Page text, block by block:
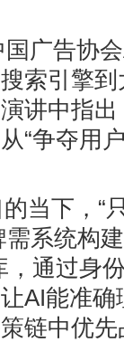
广告协
索引擎
讲中指
“争夺用
当下，“
系统构
通过身
AI能准
链中优